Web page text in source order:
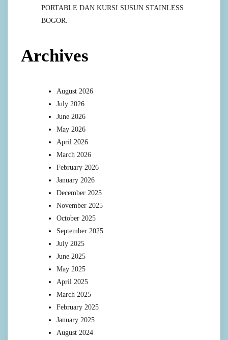
PORTABLE DAN KURSI SUSUN STAINLESS
BOGOR.
Archives
August 2026
July 2026
June 2026
May 2026
April 2026
March 2026
February 2026
January 2026
December 2025
November 2025
October 2025
September 2025
July 2025
June 2025
May 2025
April 2025
March 2025
February 2025
January 2025
August 2024